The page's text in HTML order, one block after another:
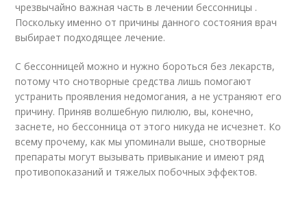
чрезвычайно важная часть в лечении бессонницы .
Поскольку именно от причины данного состояния врач
выбирает подходящее лечение.
С бессонницей можно и нужно бороться без лекарств,
потому что снотворные средства лишь помогают
устранить проявления недомогания, а не устраняют его
причину. Приняв волшебную пилюлю, вы, конечно,
заснете, но бессонница от этого никуда не исчезнет. Ко
всему прочему, как мы упоминали выше, снотворные
препараты могут вызывать привыкание и имеют ряд
противопоказаний и тяжелых побочных эффектов.